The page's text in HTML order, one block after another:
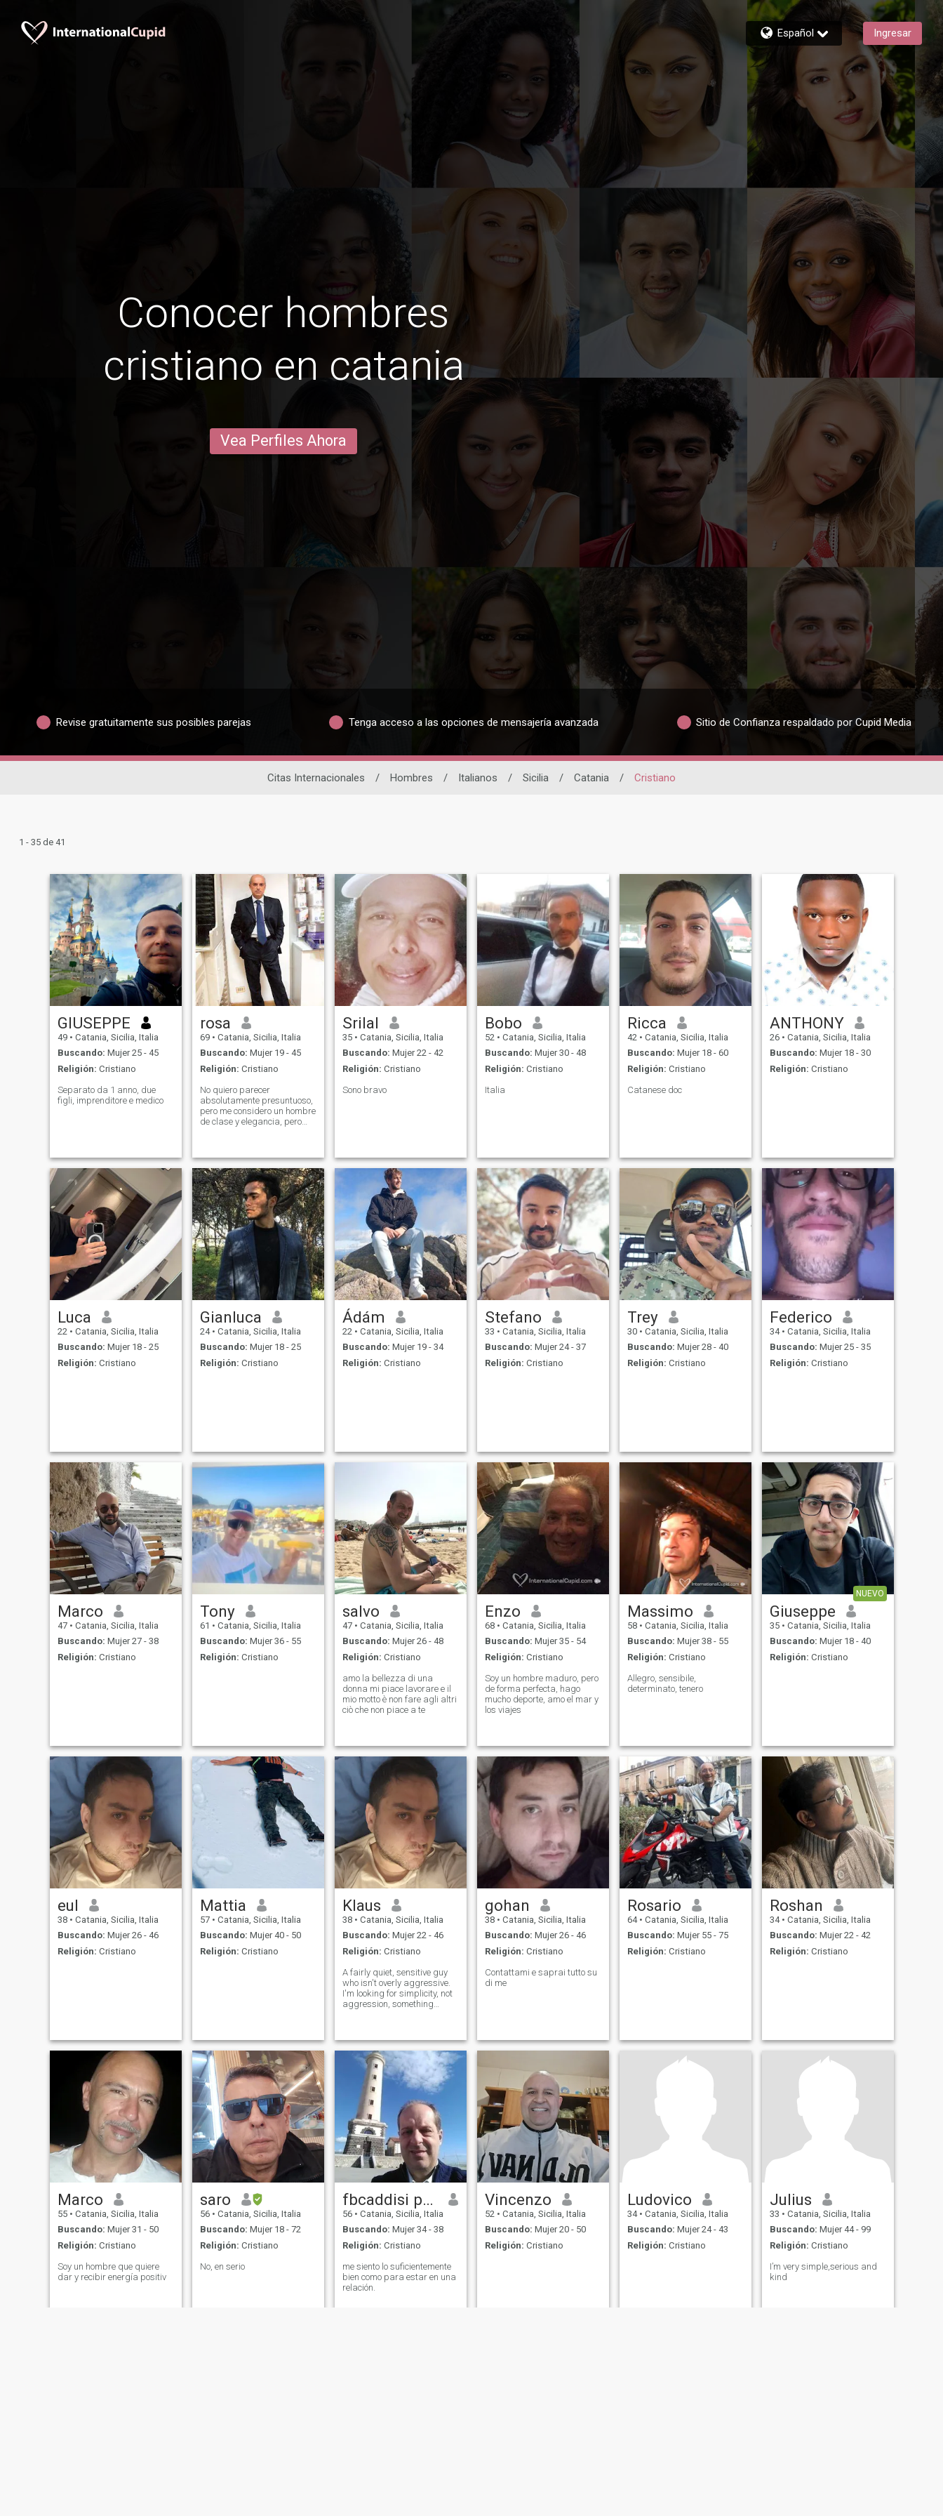
Español Ingresar
Conocer hombres
cristiano en catania
Vea Perfiles Ahora
Revise gratuitamente sus posibles parejas Tenga acceso a las opciones de mensajería avanzada Sitio de Confianza respaldado por Cupid Media
Citas Internacionales / Hombres / Italianos / Sicilia / Catania / Cristiano
1 - 35 de 41
GIUSEPPE
49 • Catania, Sicilia, Italia
Buscando: Mujer 25 - 45
Religión: Cristiano
Separato da 1 anno, due
figli, imprenditore e medico
rosa
69 • Catania, Sicilia, Italia
Buscando: Mujer 19 - 45
Religión: Cristiano
No quiero parecer
absolutamente presuntuoso,
pero me considero un hombre
de clase y elegancia, pero
generoso, desinteresado.Me
encanta el mar y la aventura,
no bebo, no fumo, soy muy
sincero, odio la violencia. Me
gustaría conocer a una
mujer real de principios
saludables, a quien Para
dar un verdadero gran amor
infinito, para vivir con ella, a
ella, su felicidad, debe ser mi
goal.To hacer que se sienta
realmente como una
pequeña princesa, soy muy
romántico
Srilal
35 • Catania, Sicilia, Italia
Buscando: Mujer 22 - 42
Religión: Cristiano
Sono bravo
Bobo
52 • Catania, Sicilia, Italia
Buscando: Mujer 30 - 48
Religión: Cristiano
Italia
Ricca
42 • Catania, Sicilia, Italia
Buscando: Mujer 18 - 60
Religión: Cristiano
Catanese doc
ANTHONY
26 • Catania, Sicilia, Italia
Buscando: Mujer 18 - 30
Religión: Cristiano
Luca
22 • Catania, Sicilia, Italia
Buscando: Mujer 18 - 25
Religión: Cristiano
Gianluca
24 • Catania, Sicilia, Italia
Buscando: Mujer 18 - 25
Religión: Cristiano
Ádám
22 • Catania, Sicilia, Italia
Buscando: Mujer 19 - 34
Religión: Cristiano
Stefano
33 • Catania, Sicilia, Italia
Buscando: Mujer 24 - 37
Religión: Cristiano
Trey
30 • Catania, Sicilia, Italia
Buscando: Mujer 28 - 40
Religión: Cristiano
Federico
34 • Catania, Sicilia, Italia
Buscando: Mujer 25 - 35
Religión: Cristiano
Marco
47 • Catania, Sicilia, Italia
Buscando: Mujer 27 - 38
Religión: Cristiano
Tony
61 • Catania, Sicilia, Italia
Buscando: Mujer 36 - 55
Religión: Cristiano
salvo
47 • Catania, Sicilia, Italia
Buscando: Mujer 26 - 48
Religión: Cristiano
amo la bellezza di una
donna mi piace lavorare e il
mio motto è non fare agli altri
ciò che non piace a te
Enzo
68 • Catania, Sicilia, Italia
Buscando: Mujer 35 - 54
Religión: Cristiano
Soy un hombre maduro, pero
de forma perfecta, hago
mucho deporte, amo el mar y
los viajes
Massimo
58 • Catania, Sicilia, Italia
Buscando: Mujer 38 - 55
Religión: Cristiano
Allegro, sensibile,
determinato, tenero
NUEVO
Giuseppe
35 • Catania, Sicilia, Italia
Buscando: Mujer 18 - 40
Religión: Cristiano
eul
38 • Catania, Sicilia, Italia
Buscando: Mujer 26 - 46
Religión: Cristiano
Mattia
57 • Catania, Sicilia, Italia
Buscando: Mujer 40 - 50
Religión: Cristiano
Klaus
38 • Catania, Sicilia, Italia
Buscando: Mujer 22 - 46
Religión: Cristiano
A fairly quiet, sensitive guy
who isn't overly aggressive.
I'm looking for simplicity, not
aggression, something
accommodating, but with
sound Christian principles
and values,
gohan
38 • Catania, Sicilia, Italia
Buscando: Mujer 26 - 46
Religión: Cristiano
Contattami e saprai tutto su
di me
Rosario
64 • Catania, Sicilia, Italia
Buscando: Mujer 55 - 75
Religión: Cristiano
Roshan
34 • Catania, Sicilia, Italia
Buscando: Mujer 22 - 42
Religión: Cristiano
Marco
55 • Catania, Sicilia, Italia
Buscando: Mujer 31 - 50
Religión: Cristiano
Soy un hombre que quiere
dar y recibir energía positiv
saro
56 • Catania, Sicilia, Italia
Buscando: Mujer 18 - 72
Religión: Cristiano
No, en serio
fbcaddisi paolo
56 • Catania, Sicilia, Italia
Buscando: Mujer 34 - 38
Religión: Cristiano
me siento lo suficientemente
bien como para estar en una
relación.
Vincenzo
52 • Catania, Sicilia, Italia
Buscando: Mujer 20 - 50
Religión: Cristiano
Ludovico
34 • Catania, Sicilia, Italia
Buscando: Mujer 24 - 43
Religión: Cristiano
Julius
33 • Catania, Sicilia, Italia
Buscando: Mujer 44 - 99
Religión: Cristiano
I’m very simple,serious and
kind